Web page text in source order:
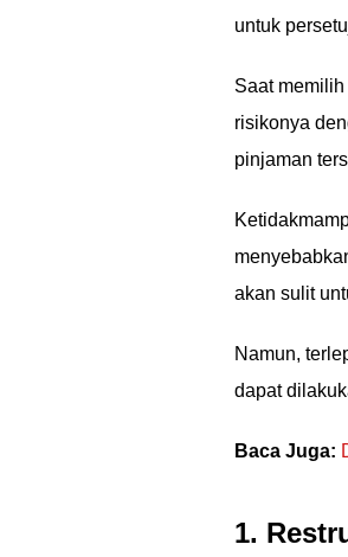
untuk
Saat
risikonya
pinjaman
akan sulit
Namun,
dapat
Baca Juga:
1.